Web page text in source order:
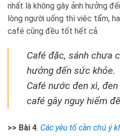
nhất là không gây ảnh hưởng
lòng người uống thì việc tẩm,
café cũng đều tốt hết cả.
Café đặc, sánh chưa
hưởng đến sức khỏe.
Café nước đen xì,
café gây nguy hiểm
>> Bài 4: Các yêu tố cần chú ý